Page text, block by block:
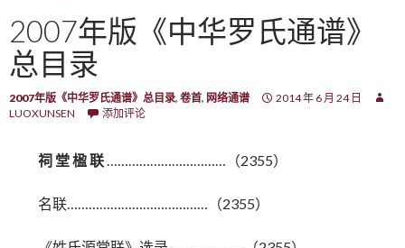
2007年版《中华罗氏通谱》
总目录
2007年版《中华罗氏通谱》总目录, 卷首, 网络通谱
2014 年 6 月 24 日
LUOXUNSEN
添加评论
祠 堂 楹 联……………………………（2355）
名联…………………………………（2355）